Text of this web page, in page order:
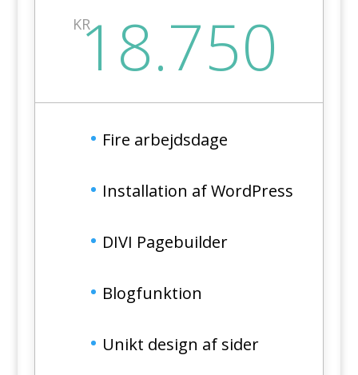
KR
18.750
Fire arbejdsdage
Installation af WordPress
DIVI Pagebuilder
Blogfunktion
Unikt design af sider